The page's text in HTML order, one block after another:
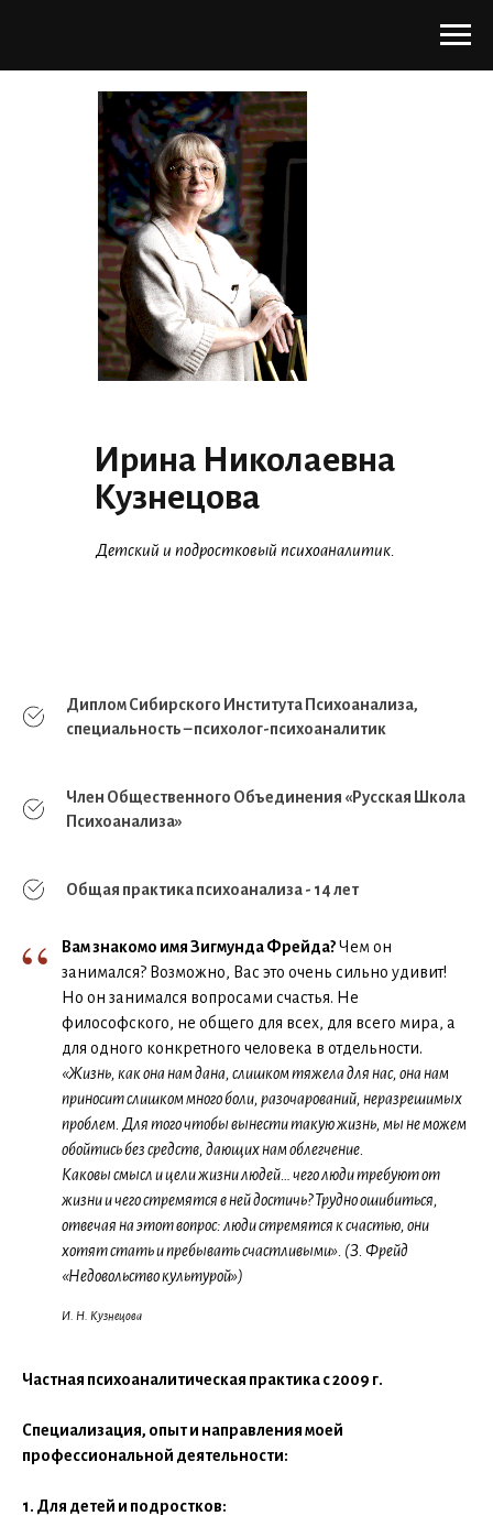
Детский и подростковый психоаналитик.
Ирина Николаевна
Кузнецова
Диплом Сибирского Института Психоанализа,
специальность – психолог-психоаналитик
Член Общественного Объединения «Русская Школа
Психоанализа»
Общая практика психоанализа - 14 лет
“ Вам знакомо имя Зигмунда Фрейда?Чем он
занимался? Возможно, Вас это очень сильно удивит!
Но он занимался вопросами счастья. Не
философского, не общего для всех, для всего мира, а
для одного конкретного человека в отдельности.
«Жизнь, как она нам дана, слишком тяжела для нас, она нам
приносит слишком много боли, разочарований, неразрешимых
проблем. Для того чтобы вынести такую жизнь, мы не можем
обойтись без средств, дающих нам облегчение.
Каковы смысл и цели жизни людей… чего люди требуют от
жизни и чего стремятся в ней достичь? Трудно ошибиться,
отвечая на этот вопрос: люди стремятся к счастью, они
хотят стать и пребывать счастливыми». (З. Фрейд
«Недовольство культурой»)
И. Н. Кузнецова
Частная психоаналитическая практика с 2009 г.
Специализация, опыт и направления моей
профессиональной деятельности:
1. Для детей и подростков: